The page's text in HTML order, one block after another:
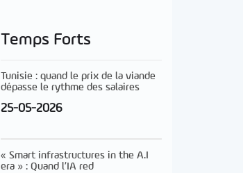
Temps Forts
Tunisie : quand le prix de la viande
dépasse le rythme des salaires
25-05-2026
« Smart infrastructures in the A.I
era » : Quand l’IA red